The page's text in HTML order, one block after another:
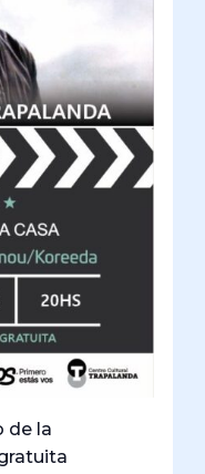
de la